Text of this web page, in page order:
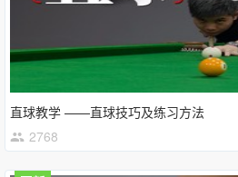
直球教学 ——直球技巧及练习方法
2768